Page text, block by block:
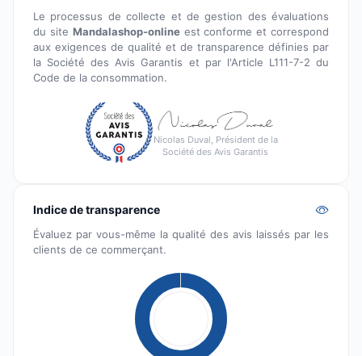
Le processus de collecte et de gestion des évaluations
du site Mandalashop-onlineest conforme et correspond
aux exigences de qualité et de transparence définies par
la Société des Avis Garantis et par l'Article L111-7-2 du
Code de la consommation.
Nicolas Duval, Président de la
Société des Avis Garantis
Indice de transparence
Évaluez par vous-même la qualité des avis laissés par les
clients de ce commerçant.